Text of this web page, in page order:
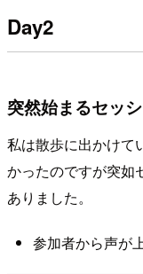
Day2
突然始まるセッ
私は散歩に出かけて
かったのですが突如
ありました。
参加者から声が